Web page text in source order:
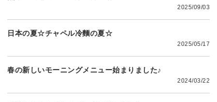
2025/09/03
日本の夏☆チャペル冷麵の夏☆
2025/05/17
春の新しいモーニングメニュー始まりました♪
2024/03/22